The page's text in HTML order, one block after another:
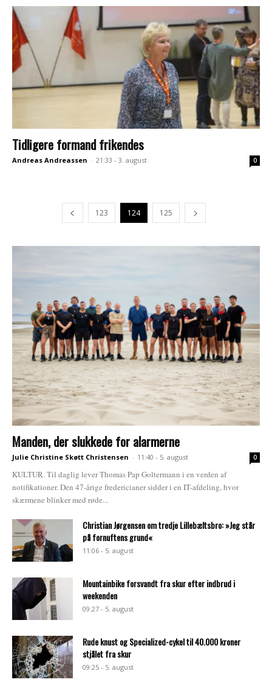
Tidligere formand frikendes
Andreas Andreassen - 21:33 - 3. august 0
123 124 125
Manden, der slukkede for alarmerne
Julie Christine Skøtt Christensen - 11:40 - 5. august 0
KULTUR. Til daglig lever Thomas Pap Goltermann i en verden af
notifikationer. Den 47-årige fredericianer sidder i en IT-afdeling, hvor
skærmene blinker med røde...
Christian Jørgensen om tredje Lillebæltsbro: »Jeg står
på fornuftens grund«
11:06 - 5. august
Mountainbike forsvandt fra skur efter indbrud i
weekenden
09:27 - 5. august
Rude knust og Specialized-cykel til 40.000 kroner
stjålet fra skur
09:25 - 5. august